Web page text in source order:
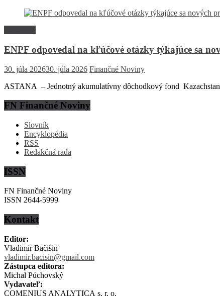
ENPF odpovedal na kľúčové otázky týkajúce sa
30. júla 202630. júla 2026 Finančné Noviny
ASTANA – Jednotný akumulatívny dôchodkový fond
FN Finančné Noviny
Slovník
Encyklopédia
RSS
Redakčná rada
ISSN
FN Finančné Noviny
ISSN 2644-5999
Kontakt
Editor:
Vladimír Bačišin
vladimir.bacisin@gmail.com
Zástupca editora:
Michal Púchovský
Vydavateľ:
COMENIUS ANALYTICA s. r. o.